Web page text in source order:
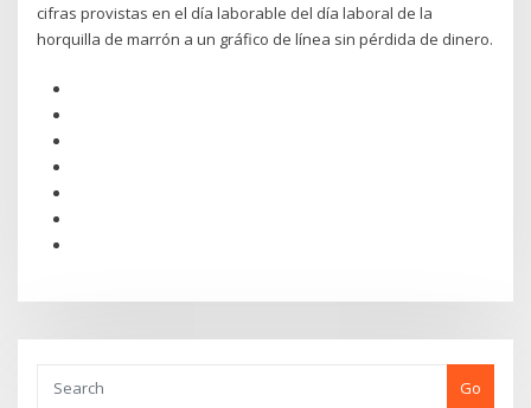
cifras provistas en el día laborable del día laboral de la
horquilla de marrón a un gráfico de línea sin pérdida de dinero.
Go